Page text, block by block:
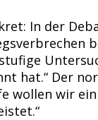
In der
hat.“ Der
wollen wir